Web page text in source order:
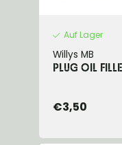
Auf Lager
Willys MB
PLUG OIL
€3,50